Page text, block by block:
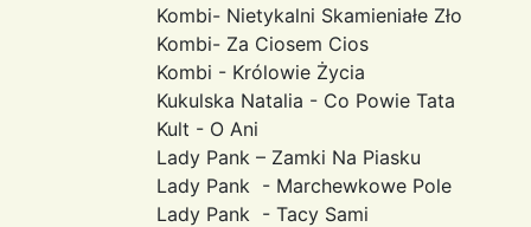
Kombi- Nietykalni Skamieniałe Zło
Kombi- Za Ciosem Cios
Kombi - Królowie Życia
Kukulska Natalia - Co Powie Tata
Kult - O Ani
Lady Pank – Zamki Na Piasku
Lady Pank - Marchewkowe Pole
Lady Pank - Tacy Sami